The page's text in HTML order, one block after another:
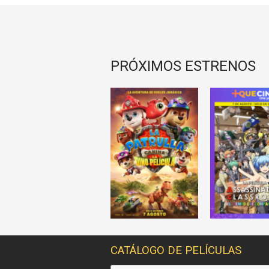
PRÓXIMOS ESTRENOS
CATÁLOGO DE PELÍCULAS